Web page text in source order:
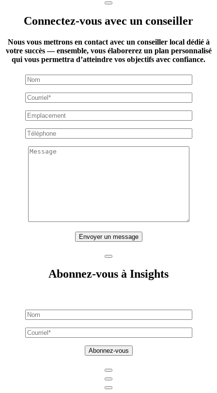
Connectez-vous avec un conseiller
Nous vous mettrons en contact avec un conseiller local dédié à
votre succès — ensemble, vous élaborerez un plan personnalisé
qui vous permettra d’atteindre vos objectifs avec confiance.
Envoyer un message
Abonnez-vous à Insights
Abonnez-vous